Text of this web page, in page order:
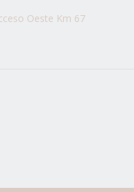
Oeste Km 67